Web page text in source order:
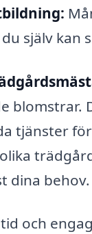
själv kan
blomstrar.
tjänster
dina behov.
och